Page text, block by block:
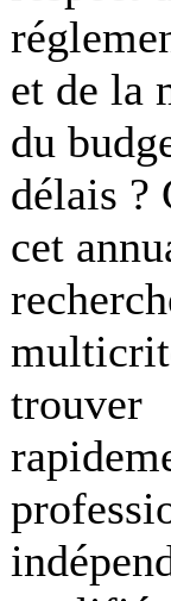
et de la
du
délais ?
cet
trouver